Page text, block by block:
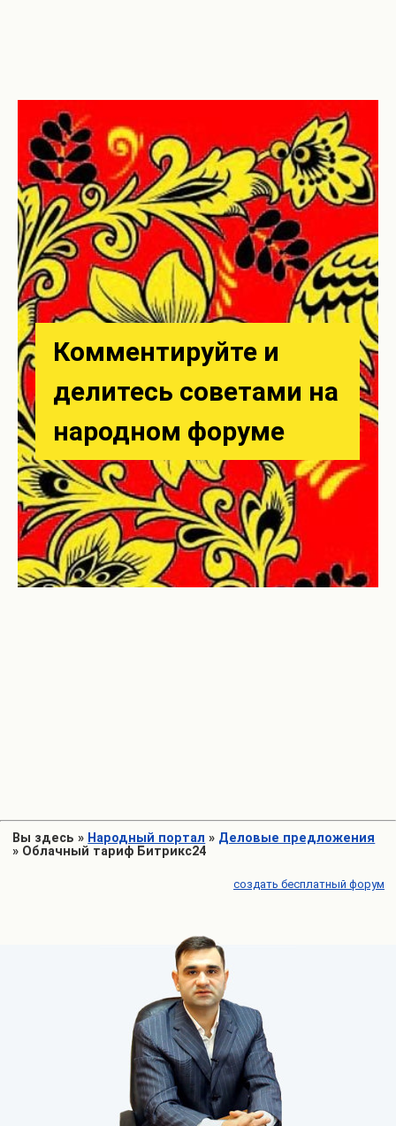
Вы здесь » Народный портал » Деловые предложения
» Облачный тариф Битрикс24
создать бесплатный форум